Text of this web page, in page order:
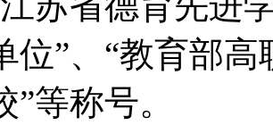
位”、“教育部
等称号。